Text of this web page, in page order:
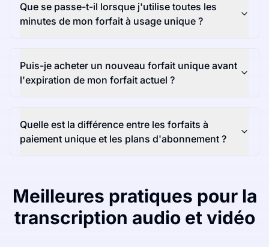
Que se passe-t-il lorsque j'utilise toutes les
minutes de mon forfait à usage unique ?
Puis-je acheter un nouveau forfait unique avant
l'expiration de mon forfait actuel ?
Quelle est la différence entre les forfaits à
paiement unique et les plans d'abonnement ?
Meilleures pratiques pour la
transcription audio et vidéo